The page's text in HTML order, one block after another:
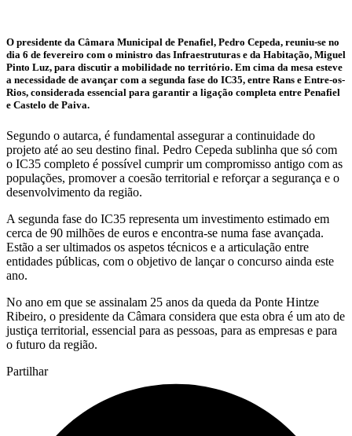
O presidente da Câmara Municipal de Penafiel, Pedro Cepeda, reuniu-se no
dia 6 de fevereiro com o ministro das Infraestruturas e da Habitação, Miguel
Pinto Luz, para discutir a mobilidade no território. Em cima da mesa esteve
a necessidade de avançar com a segunda fase do IC35, entre Rans e Entre-os-
Rios, considerada essencial para garantir a ligação completa entre Penafiel
e Castelo de Paiva.
Segundo o autarca, é fundamental assegurar a continuidade do
projeto até ao seu destino final. Pedro Cepeda sublinha que só com
o IC35 completo é possível cumprir um compromisso antigo com as
populações, promover a coesão territorial e reforçar a segurança e o
desenvolvimento da região.
A segunda fase do IC35 representa um investimento estimado em
cerca de 90 milhões de euros e encontra-se numa fase avançada.
Estão a ser ultimados os aspetos técnicos e a articulação entre
entidades públicas, com o objetivo de lançar o concurso ainda este
ano.
No ano em que se assinalam 25 anos da queda da Ponte Hintze
Ribeiro, o presidente da Câmara considera que esta obra é um ato de
justiça territorial, essencial para as pessoas, para as empresas e para
o futuro da região.
Partilhar